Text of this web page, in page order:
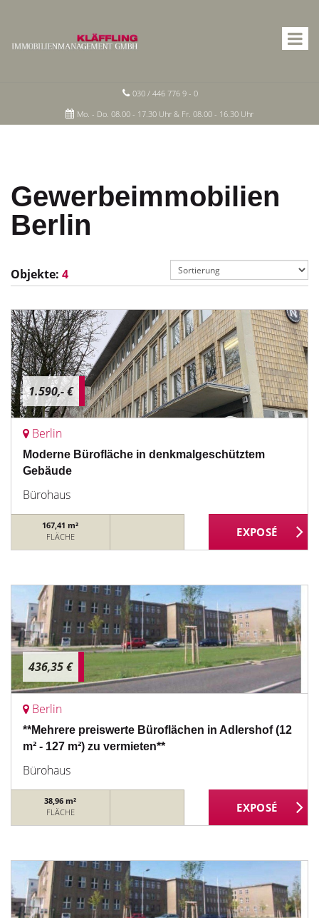
030 / 446 776 9 - 0
Mo. - Do. 08.00 - 17.30 Uhr & Fr. 08.00 - 16.30 Uhr
Gewerbeimmobilien
Berlin
Objekte: 4
1.590,- €
Berlin
Moderne Bürofläche in denkmalgeschütztem
Gebäude
Bürohaus
167,41 m²
FLÄCHE
436,35 €
Berlin
**Mehrere preiswerte Büroflächen in Adlershof (12
m² - 127 m²) zu vermieten**
Bürohaus
38,96 m²
FLÄCHE